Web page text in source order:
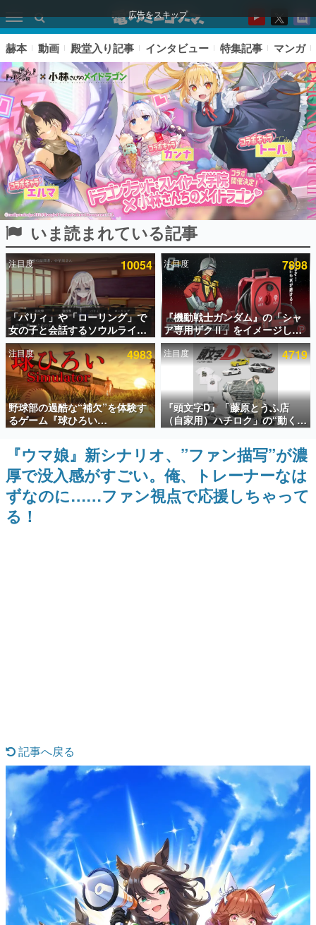
広告をスキップ
ピックアップ
電ファミのいま読まれている記事ランキング
アプリセール情報
インタビュー
連載・特集一覧
殿堂入り記事
SNS拡散数が数千以上！ ページビュー数万以上！ などな
ど。多くの人々に読まれた、電ファミ渾身の“殿堂入り”記
事をまとめました。
ゲームの企画書
名作ゲームクリエイターの方々に製作時のエピソードをお
聞きし、ヒットする企画（ゲーム）とは何か？を探ってい
きます。
なんでゲームは面白い？
ゲーム開発者・hamatsu氏がゲームの魅力を画面や操作の
具体的な形から解き明かしていく、硬派で骨太な評論連載
ゲームが変えた日本語
「経験値」「裏技」「ラスボス」… ゲームにまつわる言葉
の起源や用法の変遷を、コンピューター文化史研究家・タ
イニーP氏が徹底調査。
カテゴリ
赫本 動画 殿堂入り記事 インタビュー 特集記事 マンガ
いま読まれている記事
注目度 10054
「パリィ」や「ローリング」で
女の子と会話するソウルライク
恋愛ゲーム『小早川さんはソウ
ルライク』無料公開。返事に失
敗すると「YOU DIED」
注目度 7898
『機動戦士ガンダム』の「シャ
ア専用ザクⅡ」をイメージした
散水ホースリールが予約開始。
本体にはシャアのパーソナルマ
ークやジオン公国軍のエンブレ
ム、型式番号などを配置
注目度 4983
野球部の過酷な“補欠”を体験す
るゲーム『球ひろい
Simulator』が「1件」のウィッ
シュリストをもとにチェコ語に
対応しSNSで話題に。『キング
ダム・カム』開発元やチェコの
プロ野球選手から称賛の声
注目度 4719
『頭文字D』「藤原とうふ店
（自家用）ハチロク」の“動くテ
ィッシュケース”が買えるポップ
アップショップが開催へ。マン
ガの舞台である群馬の「イオン
モール高崎」にて、8月11日か
ら8月20日までの期間限定で開
催予定
『ウマ娘』新シナリオ、”ファン描写”が濃
厚で没入感がすごい。俺、トレーナーなは
ずなのに……ファン視点で応援しちゃって
る！
記事へ戻る